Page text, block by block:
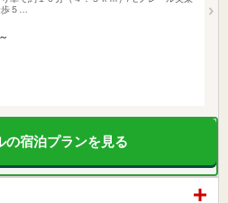
５…
の宿泊プランを見る